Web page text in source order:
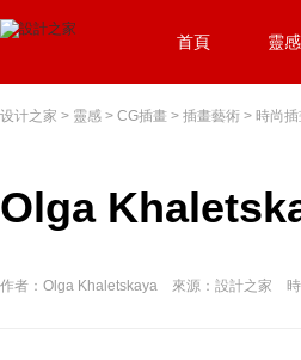
首頁 靈感
设计之家 > 靈感 > CG插畫 > 插畫藝術 > 時尚
Olga
作者：Olga Khaletskaya 來源：設計之家